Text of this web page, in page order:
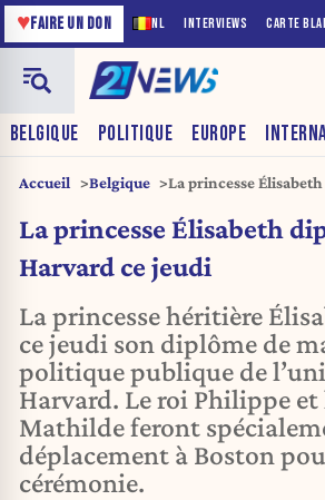
NL INTERVIEWS CARTE
♥FAIRE UN DON
BELGIQUE POLITIQUE EUROPE
Accueil Belgique
La princesse
La princesse Élisabeth
Harvard ce jeudi
La princesse héritière
ce jeudi son diplôme de
politique publique de
Harvard. Le roi Philippe et
Mathilde feront
déplacement à Boston
cérémonie.